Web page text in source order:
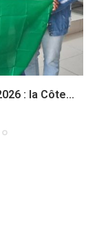
: la Côte...